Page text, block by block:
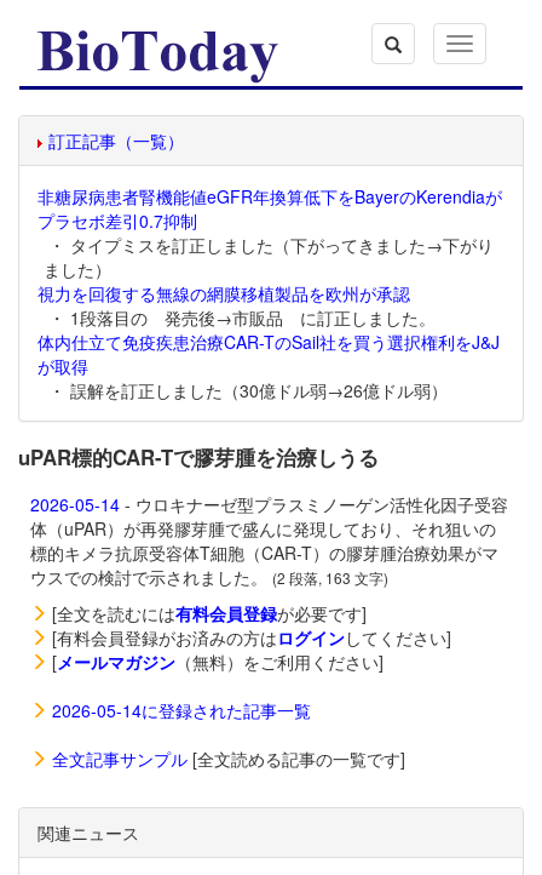
Toggle
navigation
訂正記事（一覧）
非糖尿病患者腎機能値eGFR年換算低下をBayerのKerendiaが
プラセボ差引0.7抑制
・ タイプミスを訂正しました（下がってきました→下がり
ました）
視力を回復する無線の網膜移植製品を欧州が承認
・ 1段落目の 発売後→市販品 に訂正しました。
体内仕立て免疫疾患治療CAR-TのSail社を買う選択権利をJ&J
が取得
・ 誤解を訂正しました（30億ドル弱→26億ドル弱）
uPAR標的CAR-Tで膠芽腫を治療しうる
2026-05-14 - ウロキナーゼ型プラスミノーゲン活性化因子受容
体（uPAR）が再発膠芽腫で盛んに発現しており、それ狙いの
標的キメラ抗原受容体T細胞（CAR-T）の膠芽腫治療効果がマ
ウスでの検討で示されました。
(2 段落, 163 文字)
[全文を読むには有料会員登録が必要です]
[有料会員登録がお済みの方はログインしてください]
[メールマガジン （無料）をご利用ください]
2026-05-14に登録された記事一覧
全文記事サンプル [全文読める記事の一覧です]
関連ニュース